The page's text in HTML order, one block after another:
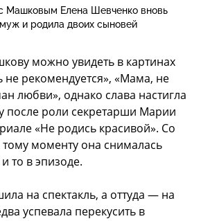
Машковым Елена Шевченко вновь
и родила двоих сыновей
можно увидеть в картинах
рекомендуется», «Мама, не
любви», однако слава настигла
после роли секретарши Марии
«Не родись красивой». Со
моменту она снималась
то в эпизоде.
на спектакль, а оттуда — на
успевала перекусить в